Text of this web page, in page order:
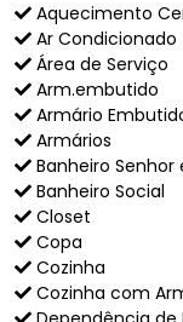
Aquecimento
Ar Condicionado
Área de Serviço
Arm.embutido
Armário
Armários
Banheiro Senhor
Banheiro Social
Closet
Copa
Cozinha
Cozinha com